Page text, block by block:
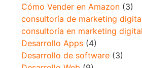
Cómo Vender en Amazon(3)
consultoría de marketing
consultoría en marketing digital
Desarrollo Apps(4)
Desarrollo de software(3)